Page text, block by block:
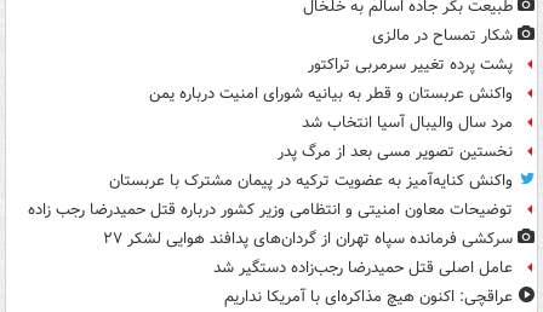
طبیعت بکر جاده اسالم به خلخال
شکار تمساح در مالزی
پشت پرده تغییر سرمربی تراکتور
واکنش عربستان و قطر به بیانیه شورای امنیت درباره یمن
مرد سال والیبال آسیا انتخاب شد
نخستین تصویر مسی بعد از مرگ پدر
واکنش کنایه‌آمیز به عضویت ترکیه در پیمان مشترک با عربستان
توضیحات معاون امنیتی و انتظامی وزیر کشور درباره قتل حمیدرضا رجب زاده
سرکشی فرمانده سپاه تهران از گردان‌های پدافند هوایی لشکر ۲۷
عامل اصلی قتل حمیدرضا رجب‌زاده دستگیر شد
عراقچی: اکنون هیچ مذاکره‌ای با آمریکا نداریم